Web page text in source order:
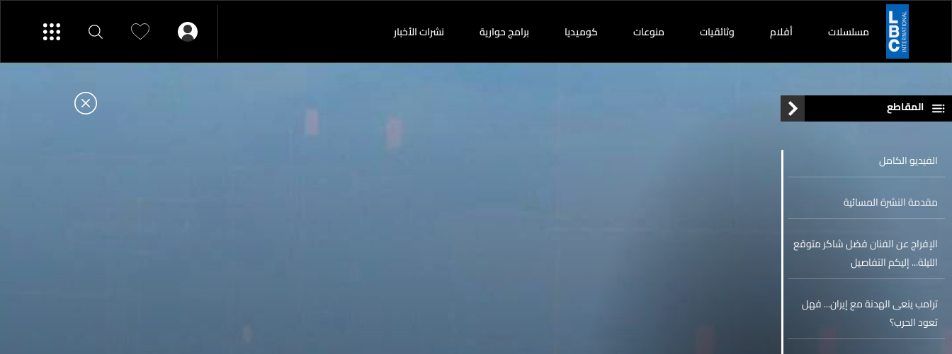
مسلسلات أفلام وثائقيات منوعات كوميديا برامج حوارية نشرات الأخبار
المقاطع
الفيديو الكامل
مقدمة النشرة المسائية
الإفراج عن الفنان فضل شاكر متوقع
الليلة... إليكم التفاصيل
ترامب ينعى الهدنة مع إيران... فهل
تعود الحرب؟